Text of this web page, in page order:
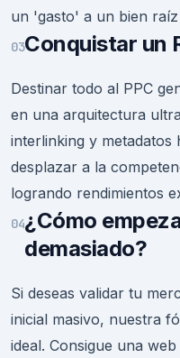
un 'gasto' a un bien
03Conquistar un
Destinar todo al PPC
en una arquitectura
interlinking y metadatos
desplazar a la
logrando rendimientos
04¿Cómo
demasiado?
Si deseas validar tu
inicial masivo, nuestra
ideal. Consigue una